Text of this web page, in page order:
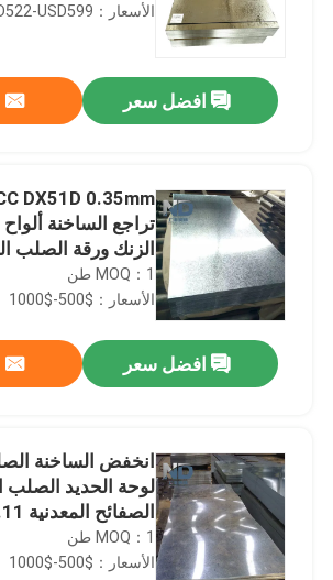
الأسعار：USD522-USD599
افضل سعر
DX51D 0.35mm
تراجع الساخنة
الزنك ورقة الصلب
MOQ：1 طن
الأسعار：$500-$1000
افضل سعر
انخفض الساخنة
لوحة الحديد الصلب
الصفائح المعدنية 0.11 مم - 1.5 مم
MOQ：1 طن
الأسعار：$500-$1000